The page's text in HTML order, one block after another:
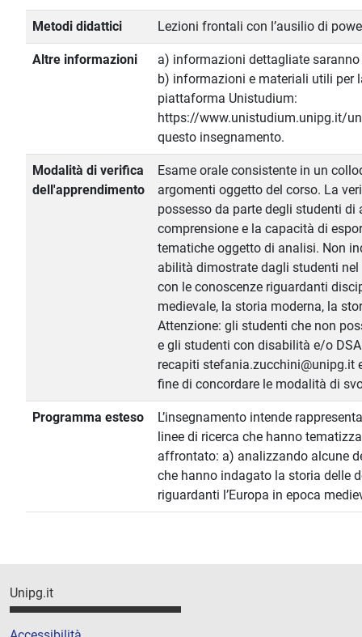
Metodi didattici Lezioni frontali con l’ausilio di
Altre informazioni
a) informazioni dettagliate
b) informazioni e materiali utili per
piattaforma Unistudium:
https://www.unistudium.unipg.it/
questo insegnamento.
Modalità di verifica
dell'apprendimento
Esame orale consistente in un
argomenti oggetto del corso. La
possesso da parte degli studenti
comprensione e la capacità di
tematiche oggetto di analisi. Non
abilità dimostrate dagli studenti nel
con le conoscenze riguardanti
medievale, la storia moderna, la
Attenzione: gli studenti che non
e gli studenti con disabilità e/o
recapiti stefania.zucchini@unipg.it
fine di concordare le modalità di
Programma esteso
L’insegnamento intende
linee di ricerca che hanno
affrontato: a) analizzando alcune
che hanno indagato la storia delle
riguardanti l’Europa in epoca
Unipg.it